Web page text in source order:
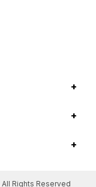
+
+
+
All Rights Reserved